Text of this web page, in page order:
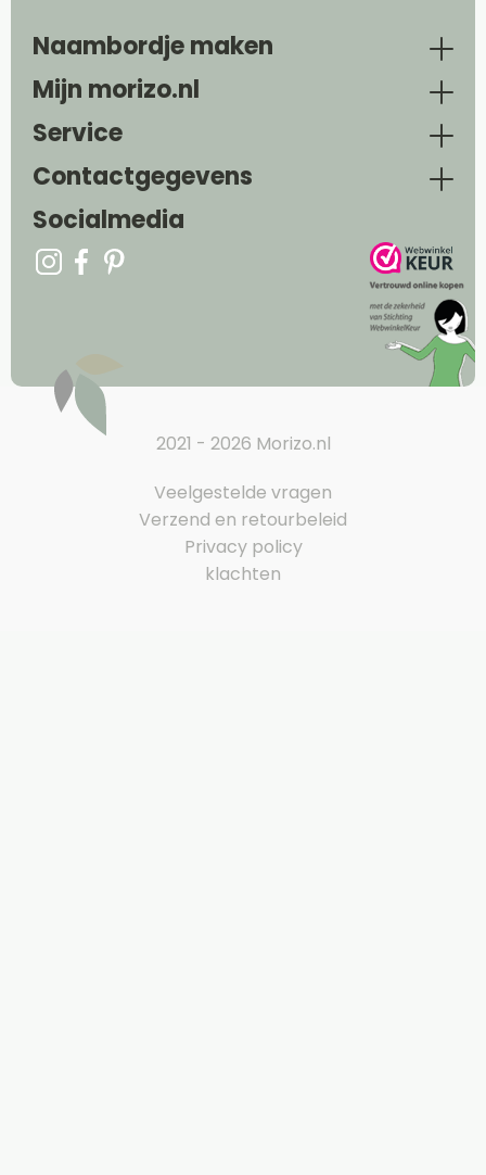
Naambordje maken
Mijn morizo.nl
Service
Contactgegevens
Socialmedia
2021 - 2026 Morizo.nl
Veelgestelde vragen
Verzend en retourbeleid
Privacy policy
klachten